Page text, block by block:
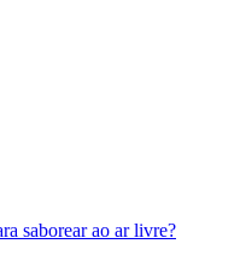
saborear ao ar livre?